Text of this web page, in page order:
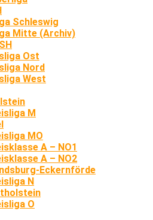
Schleswig
Mitte (Archiv)
Ost
Nord
West
M
MO
A – NO1
A – NO2
Eckernförde
N
O